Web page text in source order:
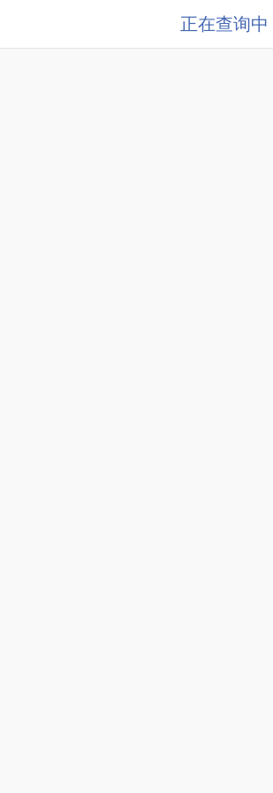
正在查询中